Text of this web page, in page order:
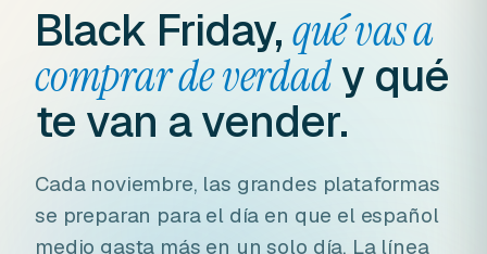
Black Friday,qué vas a
comprar de verdady qué
te van a vender.
Cada noviembre, las grandes plataformas
se preparan para el día en que el español
medio gasta más en un solo día. La línea